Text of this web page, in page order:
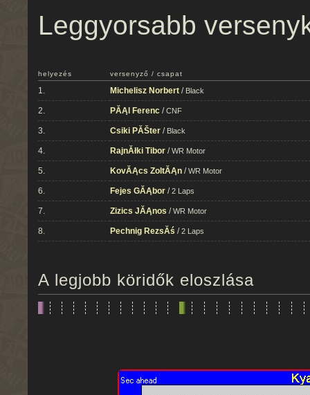
Leggyorsabb
helyezés versenyző / csapat
1. Michelisz Norbert / Black
2. PĂĄl Ferenc /CNF
3. Csiki PĂŠter / Black
4. RajnĂłki Tibor /WR Motor
5. KovĂĄcs ZoltĂĄn /WR Motor
6. Fejes GĂĄbor /2 Laps
7. Zizics JĂĄnos /WR Motor
8. Pechnig RezsĂś /2 Laps
A legjobb köridők eloszlása